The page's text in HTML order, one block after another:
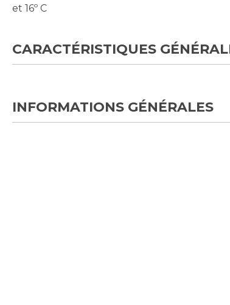
et 16º C
CARACTÉRISTIQUES
INFORMATIONS GÉNÉRALES